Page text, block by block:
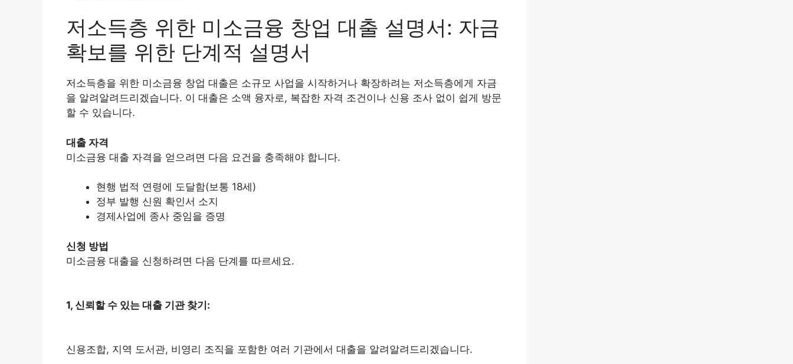
저소득층 위한 미소금융 창업 대출 설명서: 자금
확보를 위한 단계적 설명서
저소득층을 위한 미소금융 창업 대출은 소규모 사업을 시작하거나 확장하려는 저소득층에게 자금
을 알려알려드리겠습니다. 이 대출은 소액 융자로, 복잡한 자격 조건이나 신용 조사 없이 쉽게 방문
할 수 있습니다.
대출 자격
미소금융 대출 자격을 얻으려면 다음 요건을 충족해야 합니다.
현행 법적 연령에 도달함(보통 18세)
정부 발행 신원 확인서 소지
경제사업에 종사 중임을 증명
신청 방법
미소금융 대출을 신청하려면 다음 단계를 따르세요.
1, 신뢰할 수 있는 대출 기관 찾기:
신용조합, 지역 도서관, 비영리 조직을 포함한 여러 기관에서 대출을 알려알려드리겠습니다.